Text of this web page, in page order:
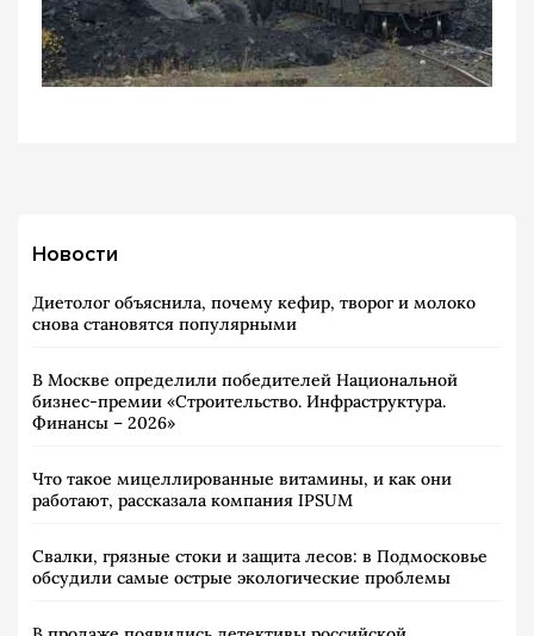
Новости
Диетолог объяснила, почему кефир, творог и молоко
снова становятся популярными
В Москве определили победителей Национальной
бизнес-премии «Строительство. Инфраструктура.
Финансы – 2026»
Что такое мицеллированные витамины, и как они
работают, рассказала компания IPSUM
Свалки, грязные стоки и защита лесов: в Подмосковье
обсудили самые острые экологические проблемы